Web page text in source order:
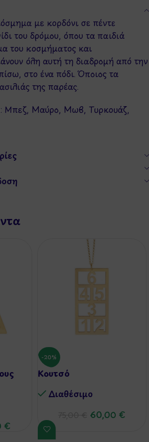
με κορδόνι σε πέντε
του δρόμου, όπου τα παιδιά
του κοσμήματος και
όλη αυτή τη διαδρομή από την
στο ένα πόδι. Όποιος τα
της παρέας.
Μπεζ, Μαύρο, Μωβ, Τυρκουάζ,
€
-20%
Κουτσό
Διαθέσιμo
60,00 €